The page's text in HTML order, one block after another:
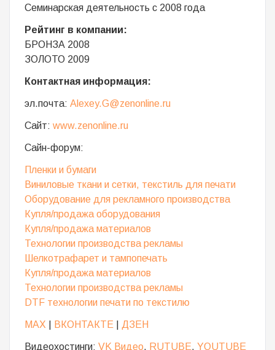
Семинарская деятельность с 2008 года
Рейтинг в компании:
БРОНЗА 2008
ЗОЛОТО 2009
Контактная информация:
эл.почта: Alexey.G@zenonline.ru
Сайт: www.zenonline.ru
Сайн-форум:
Пленки и бумаги
Виниловые ткани и сетки, текстиль для печати
Оборудование для рекламного производства
Купля/продажа оборудования
Купля/продажа материалов
Технологии производства рекламы
Шелкотрафарет и тампопечать
Купля/продажа материалов
Технологии производства рекламы
DTF технологии печати по текстилю
MAX ВКОНТАКТЕ ДЗЕН
Видеохостинги: VK Видео, RUTUBE, YOUTUBE